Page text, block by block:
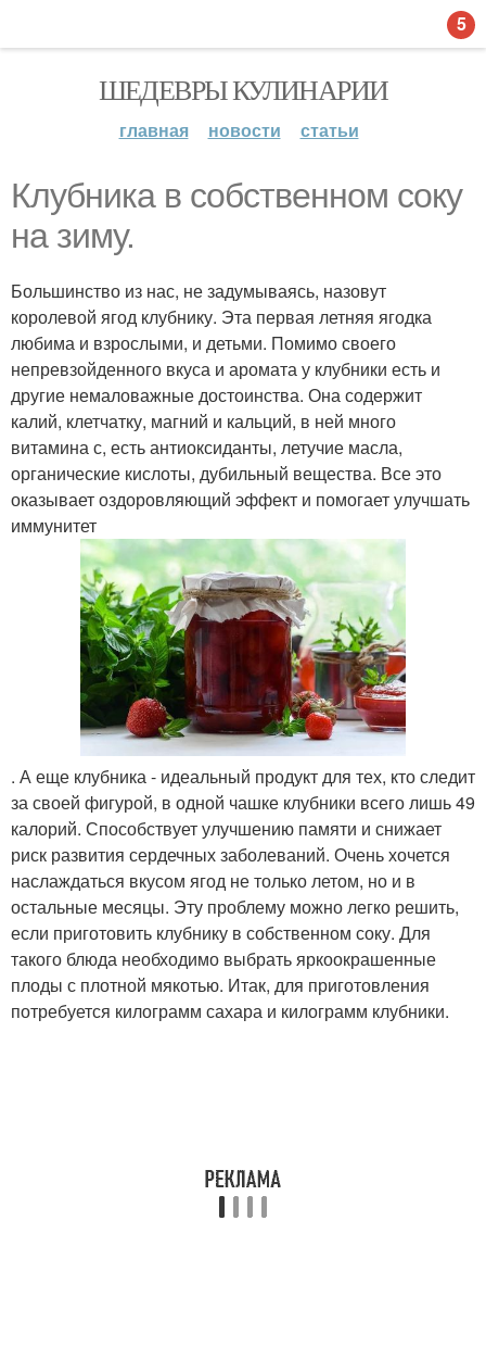
ШЕДЕВРЫ КУЛИНАРИИ
главная новости статьи
Клубника в собственном соку
на зиму.
Большинство из нас, не задумываясь, назовут
королевой ягод клубнику. Эта первая летняя ягодка
любима и взрослыми, и детьми. Помимо своего
непревзойденного вкуса и аромата у клубники есть и
другие немаловажные достоинства. Она содержит
калий, клетчатку, магний и кальций, в ней много
витамина с, есть антиоксиданты, летучие масла,
органические кислоты, дубильный вещества. Все это
оказывает оздоровляющий эффект и помогает улучшать
иммунитет
. А еще клубника - идеальный продукт для тех, кто следит
за своей фигурой, в одной чашке клубники всего лишь 49
калорий. Способствует улучшению памяти и снижает
риск развития сердечных заболеваний. Очень хочется
наслаждаться вкусом ягод не только летом, но и в
остальные месяцы. Эту проблему можно легко решить,
если приготовить клубнику в собственном соку. Для
такого блюда необходимо выбрать яркоокрашенные
плоды с плотной мякотью. Итак, для приготовления
потребуется килограмм сахара и килограмм клубники.
5